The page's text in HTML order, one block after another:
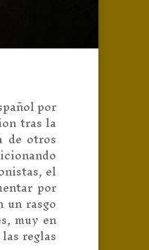
por
tras la
de otros
el
por
rasgo
muy en
reglas